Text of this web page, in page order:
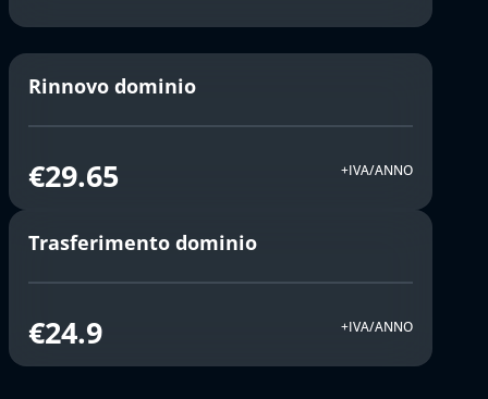
Rinnovo dominio
€29.65 +IVA/ANNO
Trasferimento dominio
€24.9 +IVA/ANNO